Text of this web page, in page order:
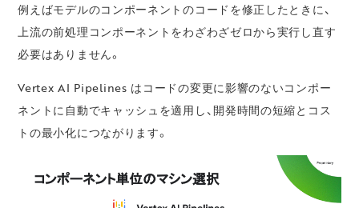
例えばモデルのコンポーネントのコードを修正したときに、
上流の前処理コンポーネントをわざわざゼロから実行し直す
必要はありません。
Vertex AI Pipelines はコードの変更に影響のないコンポー
ネントに自動でキャッシュを適用し、開発時間の短縮とコス
トの最小化につながります。